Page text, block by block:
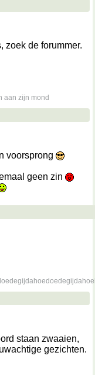
zoek de forummer.
aan zijn mond
voorsprong
geen zin
staan zwaaien,
gezichten.